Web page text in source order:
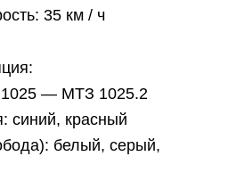
35 км / ч
— МТЗ 1025.2
синий, красный
белый, серый,